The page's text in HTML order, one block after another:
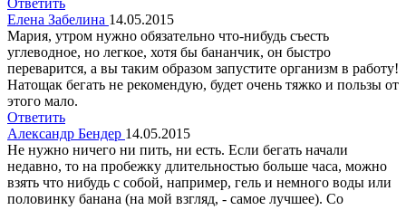
Елена Забелина 14.05.2015
Мария, утром нужно обязательно что-нибудь съесть
углеводное, но легкое, хотя бы бананчик, он быстро
переварится, а вы таким образом запустите организм в работу!
Натощак бегать не рекомендую, будет очень тяжко и пользы от
этого мало.
Ответить
Александр Бендер 14.05.2015
Не нужно ничего ни пить, ни есть. Если бегать начали
недавно, то на пробежку длительностью больше часа, можно
взять что нибудь с собой, например, гель и немного воды или
половинку банана (на мой взгляд, - самое лучшее). Со